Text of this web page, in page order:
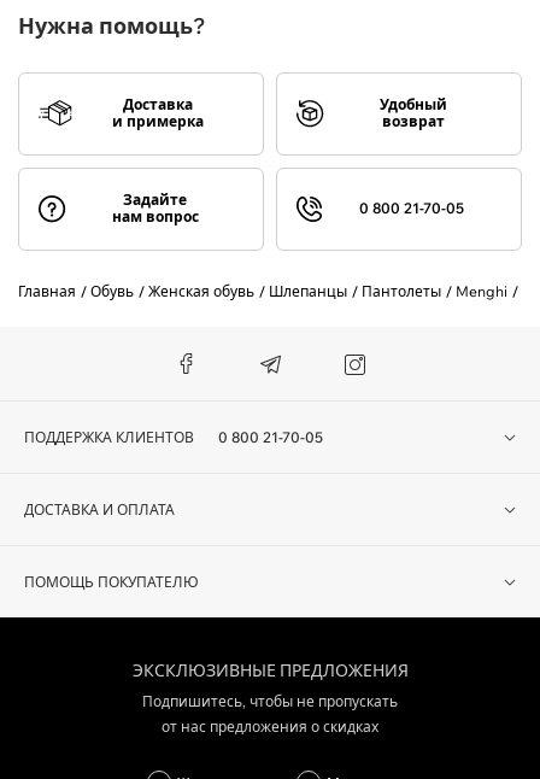
Нужна помощь?
Доставка
и примерка
Удобный
возврат
Задайте
нам вопрос
0 800 21-70-05
Главная Обувь Женская обувь Шлепанцы Пантолеты Menghi
ПОДДЕРЖКА КЛИЕНТОВ 0 800 21-70-05
ДОСТАВКА И ОПЛАТА
ПОМОЩЬ ПОКУПАТЕЛЮ
ЭКСКЛЮЗИВНЫЕ ПРЕДЛОЖЕНИЯ
Подпишитесь, чтобы не пропускать
от нас предложения о скидках